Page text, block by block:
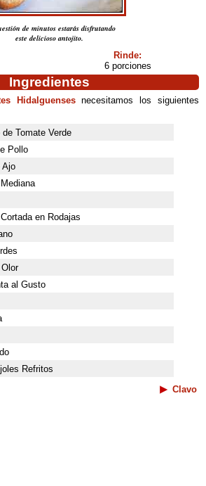
de minutos estarás disfrutando
este delicioso antojito.
Rinde:
6 porciones
Ingredientes
Hidalguensesnecesitamos los siguientes
Tomate Verde
Pollo
Ajo
en Rodajas
al Gusto
Refritos
Clavo